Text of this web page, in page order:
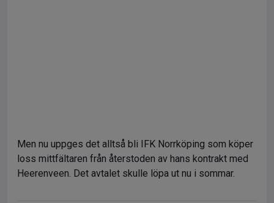
Men nu uppges det alltså bli IFK Norrköping som köper
loss mittfältaren från återstoden av hans kontrakt med
Heerenveen. Det avtalet skulle löpa ut nu i sommar.